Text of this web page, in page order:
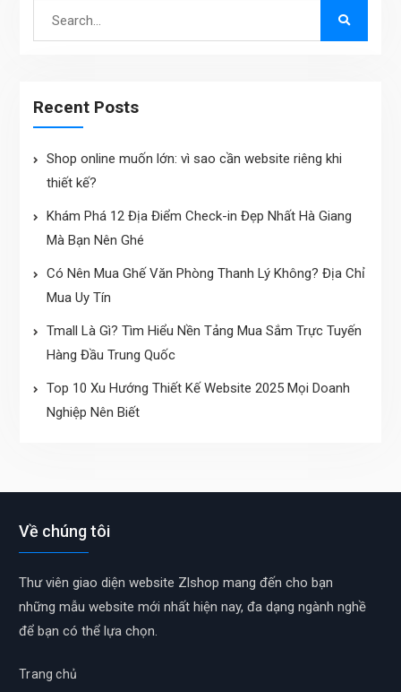
Recent Posts
Shop online muốn lớn: vì sao cần website riêng khi
thiết kế?
Khám Phá 12 Địa Điểm Check-in Đẹp Nhất Hà Giang
Mà Bạn Nên Ghé
Có Nên Mua Ghế Văn Phòng Thanh Lý Không? Địa Chỉ
Mua Uy Tín
Tmall Là Gì? Tìm Hiểu Nền Tảng Mua Sắm Trực Tuyến
Hàng Đầu Trung Quốc
Top 10 Xu Hướng Thiết Kế Website 2025 Mọi Doanh
Nghiệp Nên Biết
Về chúng tôi
Thư viên giao diện website Zlshop mang đến cho bạn
những mẫu website mới nhất hiện nay, đa dạng ngành nghề
để bạn có thể lựa chọn.
Trang chủ